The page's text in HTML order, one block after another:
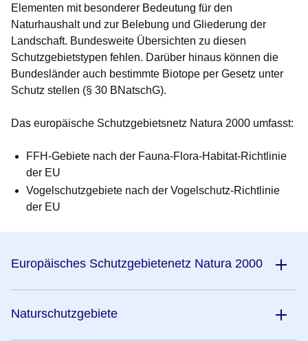
Elementen mit besonderer Bedeutung für den
Naturhaushalt und zur Belebung und Gliederung der
Landschaft. Bundesweite Übersichten zu diesen
Schutzgebietstypen fehlen. Darüber hinaus können die
Bundesländer auch bestimmte Biotope per Gesetz unter
Schutz stellen (§ 30 BNatschG).
Das europäische Schutzgebietsnetz Natura 2000 umfasst:
FFH-Gebiete nach der Fauna-Flora-Habitat-Richtlinie
der EU
Vogelschutzgebiete nach der Vogelschutz-Richtlinie
der EU
Europäisches Schutzgebietenetz Natura 2000
Naturschutzgebiete